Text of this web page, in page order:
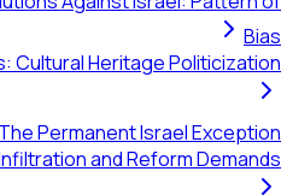
Bias
Cultural Heritage Politicization
Permanent Israel Exception
and Reform Demands